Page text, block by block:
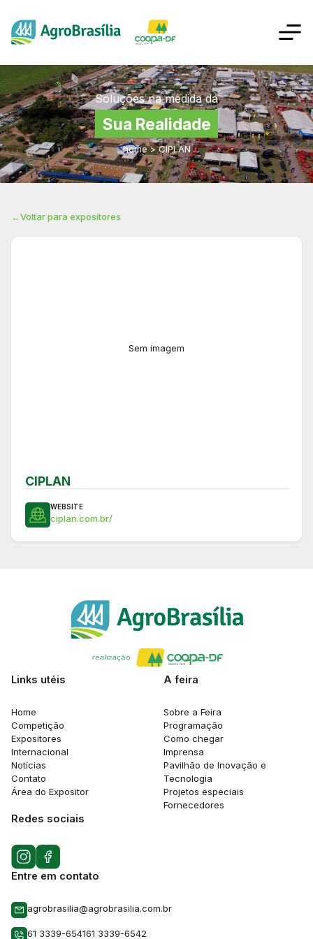
Soluções na medida da
Sua Realidade
home > CIPLAN
←Voltar para expositores
Sem imagem
CIPLAN
WEBSITE
ciplan.com.br/
Links utéis
Home
Competição
Expositores
Internacional
Notícias
Contato
Área do Expositor
A feira
Sobre a Feira
Programação
Como chegar
Imprensa
Pavilhão de Inovação e
Tecnologia
Projetos especiais
Fornecedores
Redes sociais
Entre em contato
agrobrasilia@agrobrasilia.com.br
61 3339-654161 3339-6542